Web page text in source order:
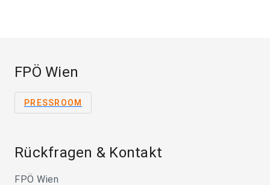
FPÖ Wien
PRESSROOM
Rückfragen & Kontakt
FPÖ Wien